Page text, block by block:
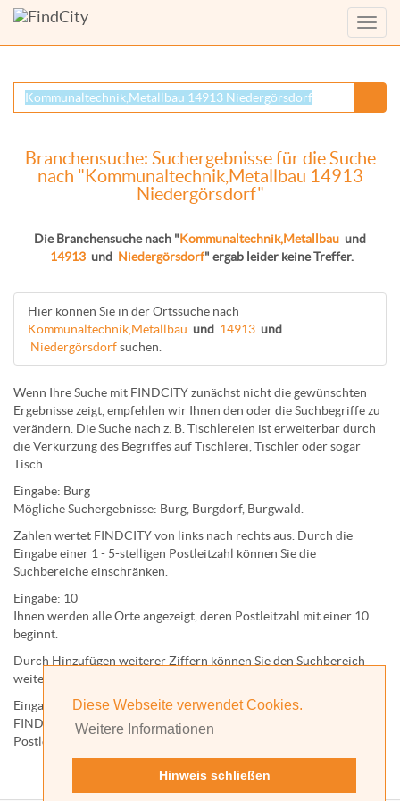
Diese Webseite verwendet Cookies.
Weitere Informationen
Hinweis schließen
Menü
Branchensuche: Suchergebnisse für die Suche
nach "Kommunaltechnik,Metallbau 14913
Niedergörsdorf"
Die Branchensuche nach "Kommunaltechnik,Metallbau und
14913 und Niedergörsdorf" ergab leider keine Treffer.
Hier können Sie in der Ortssuche nach
Kommunaltechnik,Metallbau und 14913 und
Niedergörsdorfsuchen.
Wenn Ihre Suche mit FINDCITY zunächst nicht die gewünschten
Ergebnisse zeigt, empfehlen wir Ihnen den oder die Suchbegriffe zu
verändern. Die Suche nach z. B. Tischlereien ist erweiterbar durch
die Verkürzung des Begriffes aufTischlerei Tischleroder sogar
Tisch
Eingabe: Burg
Mögliche Suchergebnisse: Burg Burgdorf, Burgwald.
Zahlen wertet FINDCITY von links nach rechts aus. Durch die
Eingabe einer 1 - 5-stelligen Postleitzahl können Sie die
Suchbereiche einschränken.
Eingabe: 10
Ihnen werden alle Orteangezeigt, deren Postleitzahl mit einer 10
beginnt.
Durch Hinzufügen weiterer Ziffern können Sie den Suchbereich
weiter einschränken.
Eingabe:
10585
FINDCITY präsentiert Ihnen ausschließlich die zu dieser
Postleitzahl gehörende Kommune; in diesem Fall Berlin.